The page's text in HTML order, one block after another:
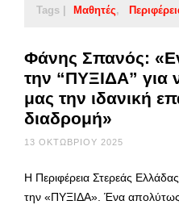
Tags | Μαθητές
Φάνης Σπανός:
την “ΠΥΞΙΔΑ” για
μας την ιδανική
διαδρομή»
13 ΟΚΤΩΒΡΊΟΥ 2025
Η Περιφέρεια Στερεάς
την «ΠΥΞΙΔΑ». Ένα απολύτως